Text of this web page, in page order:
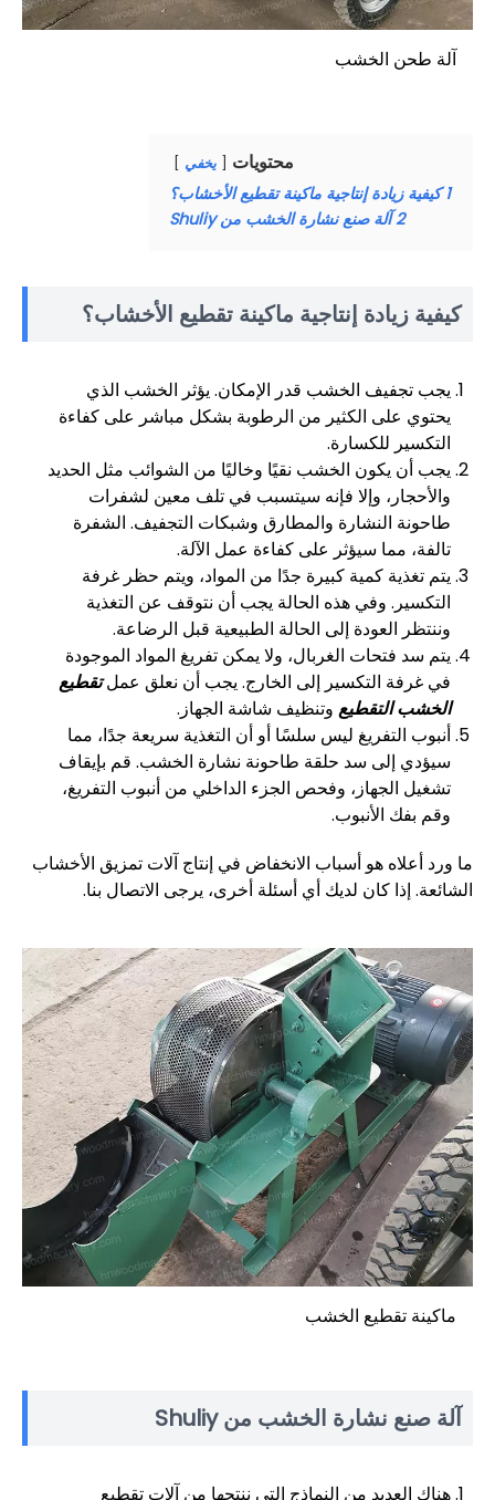
آلة طحن الخشب
محتويات يخفي
1 كيفية زيادة إنتاجية ماكينة تقطيع الأخشاب؟
2 آلة صنع نشارة الخشب من Shuliy
كيفية زيادة إنتاجية ماكينة تقطيع الأخشاب؟
يجب تجفيف الخشب قدر الإمكان. يؤثر الخشب الذي
يحتوي على الكثير من الرطوبة بشكل مباشر على كفاءة
التكسير للكسارة.
يجب أن يكون الخشب نقيًا وخاليًا من الشوائب مثل الحديد
والأحجار، وإلا فإنه سيتسبب في تلف معين لشفرات
طاحونة النشارة والمطارق وشبكات التجفيف. الشفرة
تالفة، مما سيؤثر على كفاءة عمل الآلة.
يتم تغذية كمية كبيرة جدًا من المواد، ويتم حظر غرفة
التكسير. وفي هذه الحالة يجب أن نتوقف عن التغذية
وننتظر العودة إلى الحالة الطبيعية قبل الرضاعة.
يتم سد فتحات الغربال، ولا يمكن تفريغ المواد الموجودة
في غرفة التكسير إلى الخارج. يجب أن نعلق عملتقطيع
الخشب التقطيع وتنظيف شاشة الجهاز.
أنبوب التفريغ ليس سلسًا أو أن التغذية سريعة جدًا، مما
سيؤدي إلى سد حلقة طاحونة نشارة الخشب. قم بإيقاف
تشغيل الجهاز، وفحص الجزء الداخلي من أنبوب التفريغ،
وقم بفك الأنبوب.
ما ورد أعلاه هو أسباب الانخفاض في إنتاج آلات تمزيق الأخشاب
الشائعة. إذا كان لديك أي أسئلة أخرى، يرجى الاتصال بنا.
ماكينة تقطيع الخشب
آلة صنع نشارة الخشب من Shuliy
هناك العديد من النماذج التي ننتجها من آلات تقطيع